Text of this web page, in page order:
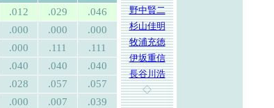
.012 .029 .046
.000 .000 .000
.000 .111 .111
.040 .040 .040
.028 .057 .057
.000 .007 .039
野中賢二
杉山佳明
牧浦充徳
伊坂重信
長谷川浩
◇